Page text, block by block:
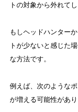
トの対象から外れて
もしヘッドハンター
トが少ないと感じた
な方法です。
例えば、次のような
が増える可能性があり